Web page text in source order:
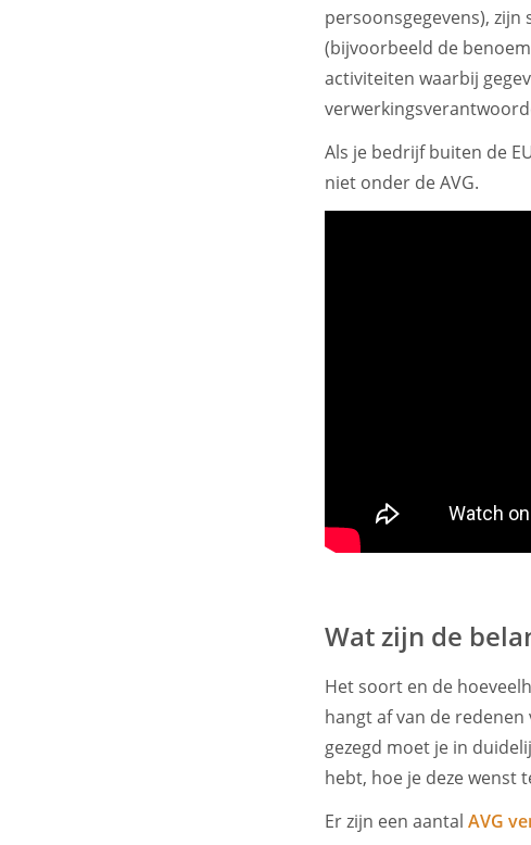
persoonsgegevens),
(bijvoorbeeld de
activiteiten waarbij
Als je bedrijf buiten de
niet onder de AVG.
Wat zijn de
Het soort en de
hangt af van de
gezegd moet je in
hebt, hoe je deze wenst
Er zijn een aantal AVG